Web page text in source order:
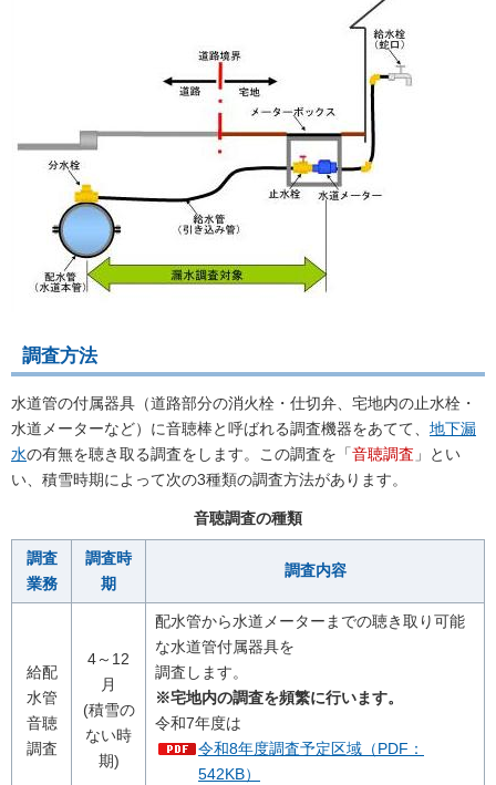
調査方法
水道管の付属器具（道路部分の消火栓・仕切弁、宅地内の止水栓・
水道メーターなど）に音聴棒と呼ばれる調査機器をあてて、 地下漏
水の有無を聴き取る調査をします。この調査を「音聴調査 」とい
い、積雪時期によって次の3種類の調査方法があります。
音聴調査の種類
調査
業務
調査時
期
調査内容
給配
水管
音聴
調査
4～12
月
(積雪の
ない時
期)
配水管から水道メーターまでの聴き取り可能
な水道管付属器具を
調査します。
※宅地内の調査を頻繁に行います。
令和7年度は
令和8年度調査予定区域（PDF：
542KB）